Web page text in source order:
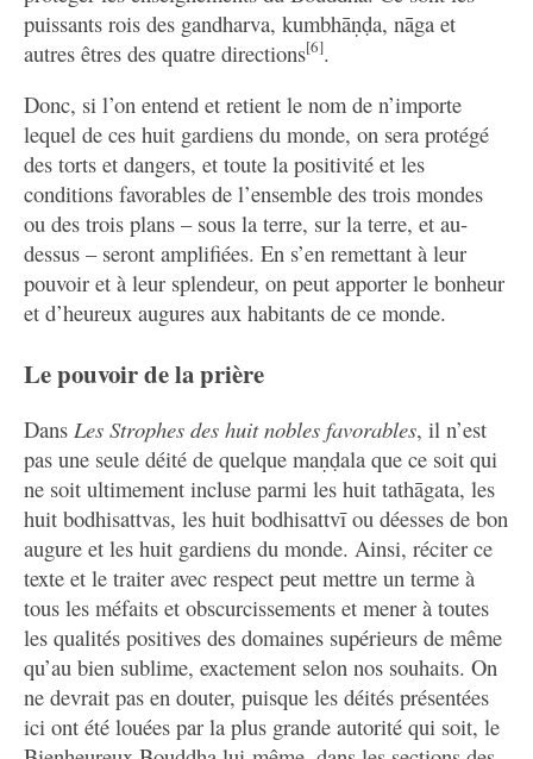
puissants rois des gandharva, kumbhāṇḍa, nāga et
autres êtres des quatre directions[6].
Donc, si l’on entend et retient le nom de n’importe
lequel de ces huit gardiens du monde, on sera protégé
des torts et dangers, et toute la positivité et les
conditions favorables de l’ensemble des trois mondes
ou des trois plans – sous la terre, sur la terre, et au-
dessus – seront amplifiées. En s’en remettant à leur
pouvoir et à leur splendeur, on peut apporter le bonheur
et d’heureux augures aux habitants de ce monde.
Le pouvoir de la prière
Dans Les Strophes des huit nobles favorables, il n’est
pas une seule déité de quelque maṇḍala que ce soit qui
ne soit ultimement incluse parmi les huit tathāgata, les
huit bodhisattvas, les huit bodhisattvī ou déesses de bon
augure et les huit gardiens du monde. Ainsi, réciter ce
texte et le traiter avec respect peut mettre un terme à
tous les méfaits et obscurcissements et mener à toutes
les qualités positives des domaines supérieurs de même
qu’au bien sublime, exactement selon nos souhaits. On
ne devrait pas en douter, puisque les déités présentées
ici ont été louées par la plus grande autorité qui soit, le